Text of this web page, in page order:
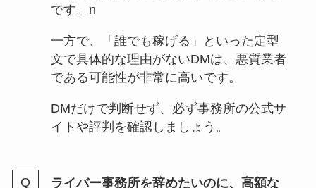
です。n
一方で、「誰でも稼げる」といった定型
文で具体的な理由がないDMは、悪質業者
である可能性が非常に高いです。
DMだけで判断せず、必ず事務所の公式サ
イトや評判を確認しましょう。
ライバー事務所を辞めたいのに、高額な